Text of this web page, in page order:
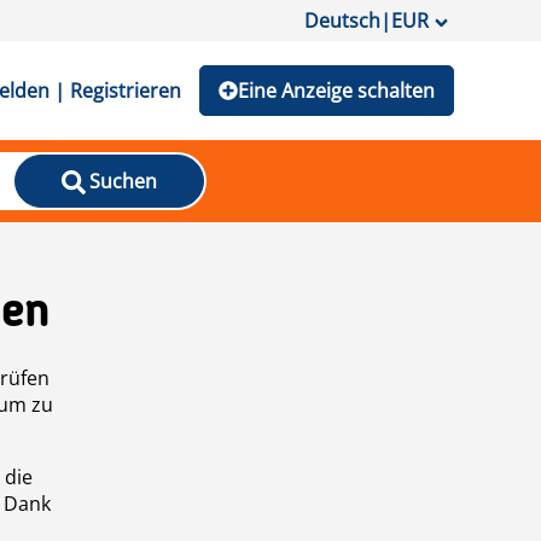
Deutsch|EUR
| Registrieren Eine Anzeige schalten
Suchen
zu
die